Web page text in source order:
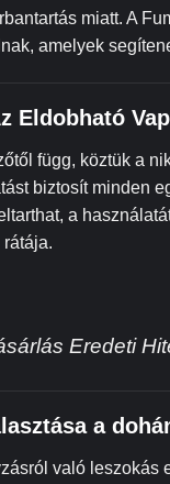
miatt. A
amelyek
Eldobható
függ, köztük a
biztosít minden
a
Eredeti
a
való